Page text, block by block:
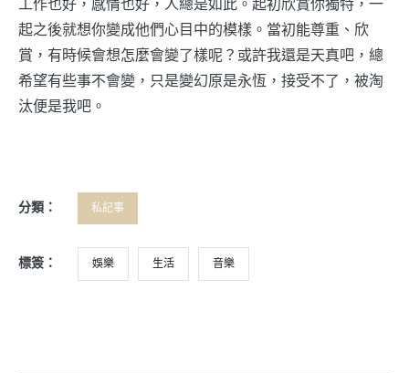
工作也好，感情也好，人總是如此。起初欣賞你獨特，一
起之後就想你變成他們心目中的模樣。當初能尊重、欣
賞，有時候會想怎麼會變了樣呢？或許我還是天真吧，總
希望有些事不會變，只是變幻原是永恆，接受不了，被淘
汰便是我吧。
分類： 私記事
標簽： 娛樂 生活 音樂